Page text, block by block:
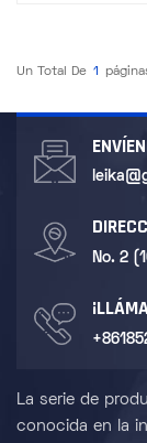
Un Total De 1
No. 2
La serie de
conocida en la